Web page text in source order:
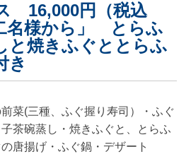
16,000円（税込
名様から」 とらふ
と焼きふぐととらふ
き
菜(三種、ふぐ握り寿司）・ふぐ
茶碗蒸し・焼きふぐと、とらふ
唐揚げ・ふぐ鍋・デザート